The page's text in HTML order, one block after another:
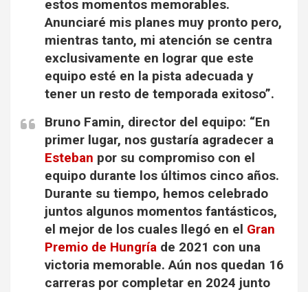
estos momentos memorables.
Anunciaré mis planes muy pronto pero,
mientras tanto, mi atención se centra
exclusivamente en lograr que este
equipo esté en la pista adecuada y
tener un resto de temporada exitoso”.
Bruno Famin, director del equipo: “En
primer lugar, nos gustaría agradecer a
Esteban por su compromiso con el
equipo durante los últimos cinco años.
Durante su tiempo, hemos celebrado
juntos algunos momentos fantásticos,
el mejor de los cuales llegó en el Gran
Premio de Hungría de 2021 con una
victoria memorable. Aún nos quedan 16
carreras por completar en 2024 junto